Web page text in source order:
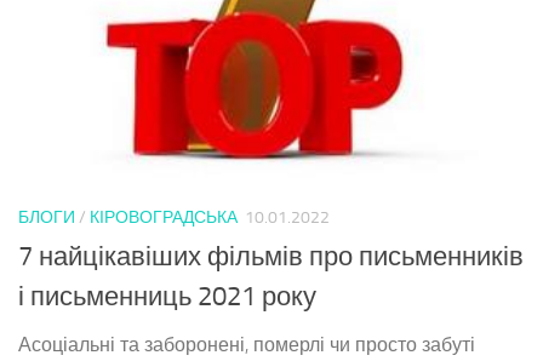
БЛОГИ / КІРОВОГРАДСЬКА 10.01.2022
7 найцікавіших фільмів про письменників
і письменниць 2021 року
Асоціальні та заборонені, померлі чи просто забуті